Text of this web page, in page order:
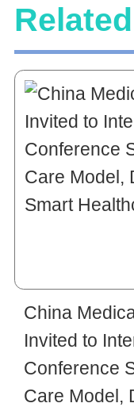
China
Invited to
Conference
Care Model,